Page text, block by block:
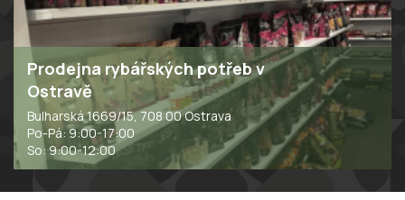
Prodejna rybářských potřeb v
Ostravě
Bulharská 1669/15, 708 00 Ostrava
Po-Pá: 9:00-17:00
So: 9:00-12:00